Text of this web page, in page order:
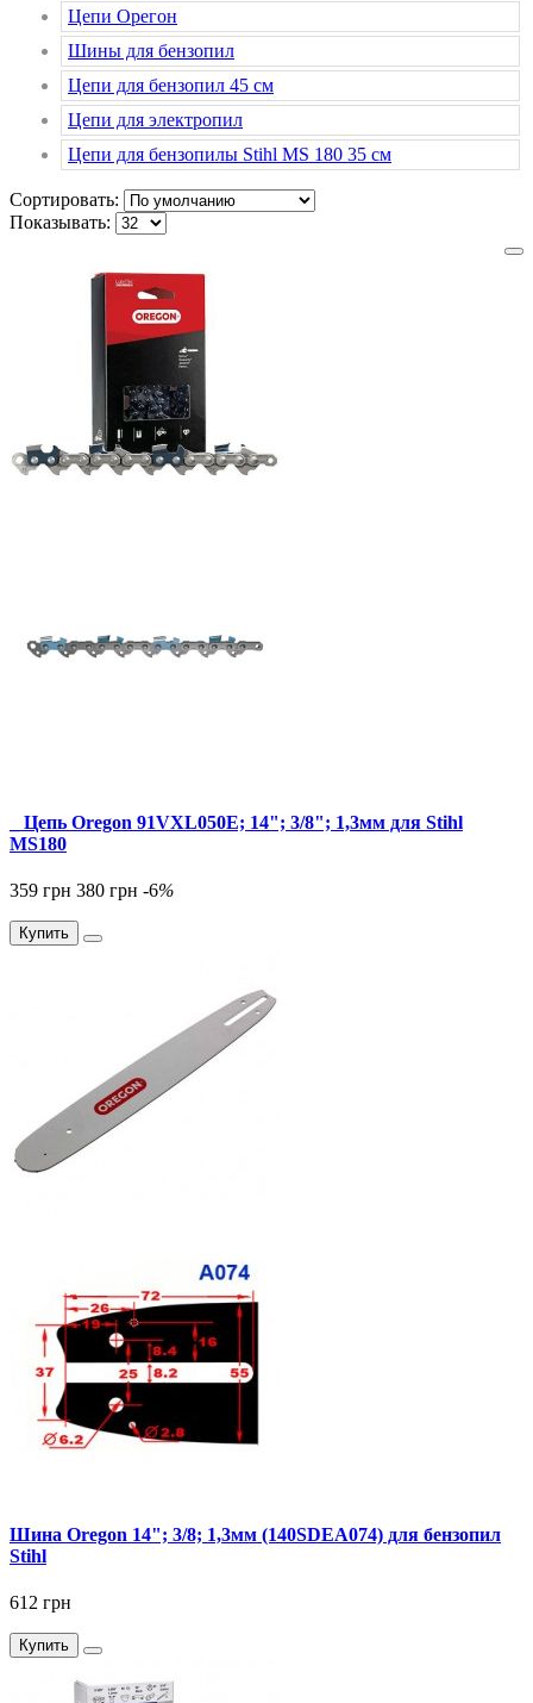
Цепи Орегон
Шины для бензопил
Цепи для бензопил 45 см
Цепи для электропил
Цепи для бензопилы Stihl MS 180 35 см
Сортировать:
Показывать:
_ Цепь Oregon 91VXL050E; 14"; 3/8"; 1,3мм для Stihl
MS180
359 грн 380 грн -6%
Купить
Шина Oregon 14"; 3/8; 1,3мм (140SDEA074) для бензопил
Stihl
612 грн
Купить